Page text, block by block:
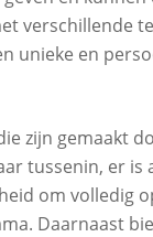
verschillende
unieke en
zijn gemaakt
tussenin, er
om volledig
Daarnaast